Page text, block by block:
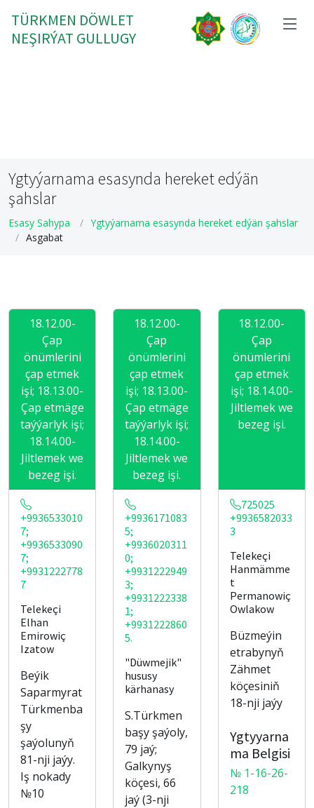
TÜRKMEN DÖWLET
NEŞIRÝAT GULLUGY
Ygtyýarnama esasynda hereket edýän
şahslar
Esasy Sahypa
Ygtyýarnama esasynda hereket edýän şahslar
Asgabat
18.12.00-
Çap
önümlerini
çap etmek
işi; 18.13.00-
Çap etmäge
taýýarlyk işi;
18.14.00-
Jiltlemek we
bezeg işi.
+9936533010
7;
+9936533090
7;
+9931222778
7
Telekeçi
Elhan
Emirowiç
Izatow
Beýik
Saparmyrat
Türkmenba
şy
şaýolunyň
81-nji jaýy.
Iş nokady
№10
18.12.00-
Çap
önümlerini
çap etmek
işi; 18.13.00-
Çap etmäge
taýýarlyk işi;
18.14.00-
Jiltlemek we
bezeg işi.
+9936171083
5;
+9936020311
0;
+9931222949
3;
+9931222338
1;
+9931222860
5.
"Düwmejik"
hususy
kärhanasy
S.Türkmen
başy şaýoly,
79 jaý;
Galkynyş
köçesi, 66
jaý (3-nji
18.12.00-
Çap
önümlerini
çap etmek
işi; 18.14.00-
Jiltlemek we
bezeg işi.
725025
+9936582033
3
Telekeçi
Hanmämme
t
Permanowiç
Owlakow
Büzmeýin
etrabynyň
Zähmet
köçesiniň
18-nji jaýy
Ygtyyarna
ma Belgisi
№ 1-16-26-
218